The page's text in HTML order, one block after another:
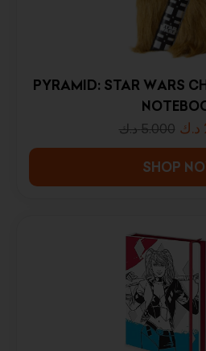
PYRAMID: STAR WARS
5.000 د.ك د.ك
SHOP